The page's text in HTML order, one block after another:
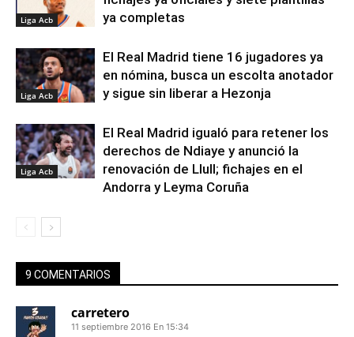
Liga Acb
ya completas
Liga Acb
El Real Madrid tiene 16 jugadores ya
en nómina, busca un escolta anotador
y sigue sin liberar a Hezonja
Liga Acb
El Real Madrid igualó para retener los
derechos de Ndiaye y anunció la
renovación de Llull; fichajes en el
Andorra y Leyma Coruña
9 COMENTARIOS
carretero
11 septiembre 2016 En 15:34